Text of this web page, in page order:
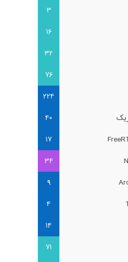
3
16
32
76
224
40
17
34
9
4
14
71